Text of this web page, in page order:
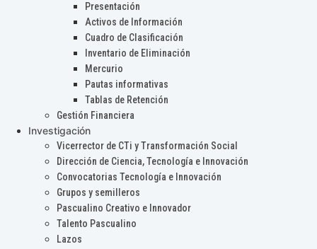
Presentación
Activos de Información
Cuadro de Clasificación
Inventario de Eliminación
Mercurio
Pautas informativas
Tablas de Retención
Gestión Financiera
Investigación
Vicerrector de CTi y Transformación Social
Dirección de Ciencia, Tecnología e Innovación
Convocatorias Tecnología e Innovación
Grupos y semilleros
Pascualino Creativo e Innovador
Talento Pascualino
Lazos